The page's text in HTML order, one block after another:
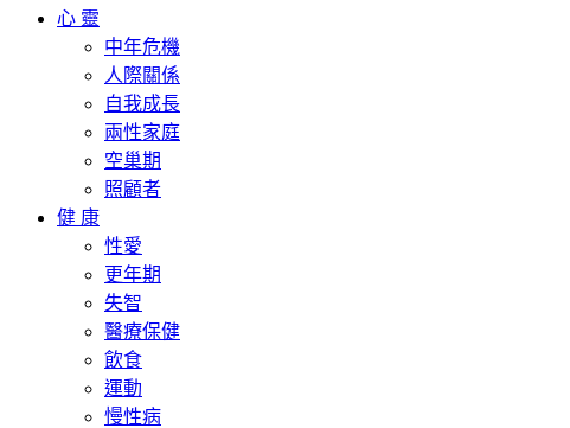
心 靈
中年危機
人際關係
自我成長
兩性家庭
空巢期
照顧者
健 康
性愛
更年期
失智
醫療保健
飲食
運動
慢性病